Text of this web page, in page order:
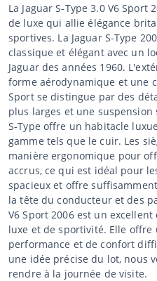
La Jaguar S-Type 3.0 V6
de luxe qui allie élégance
sportives. La Jaguar S-Type
classique et élégant avec un
Jaguar des années 1960.
forme aérodynamique et une
Sport se distingue par des
plus larges et une
S-Type offre un habitacle
gamme tels que le cuir. Les
manière ergonomique pour
accrus, ce qui est idéal pour
spacieux et offre
la tête du conducteur et des
V6 Sport 2006 est un
luxe et de sportivité. Elle offre
performance et de confort
une idée précise du lot, nous
rendre à la journée de visite.